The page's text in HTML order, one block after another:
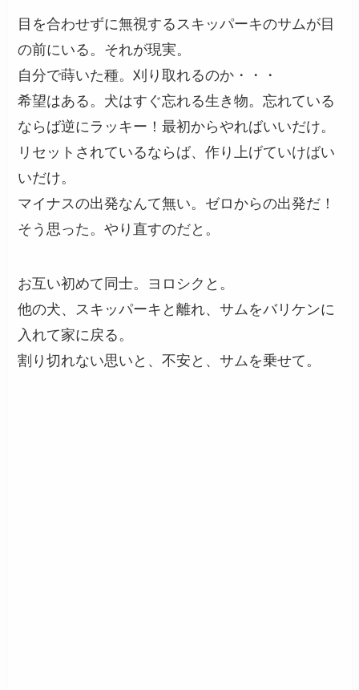
目を合わせずに無視するスキッパーキのサムが目
の前にいる。それが現実。
自分で蒔いた種。刈り取れるのか・・・
希望はある。犬はすぐ忘れる生き物。忘れている
ならば逆にラッキー！最初からやればいいだけ。
リセットされているならば、作り上げていけばい
いだけ。
マイナスの出発なんて無い。ゼロからの出発だ！
そう思った。やり直すのだと。
お互い初めて同士。ヨロシクと。
他の犬、スキッパーキと離れ、サムをバリケンに
入れて家に戻る。
割り切れない思いと、不安と、サムを乗せて。